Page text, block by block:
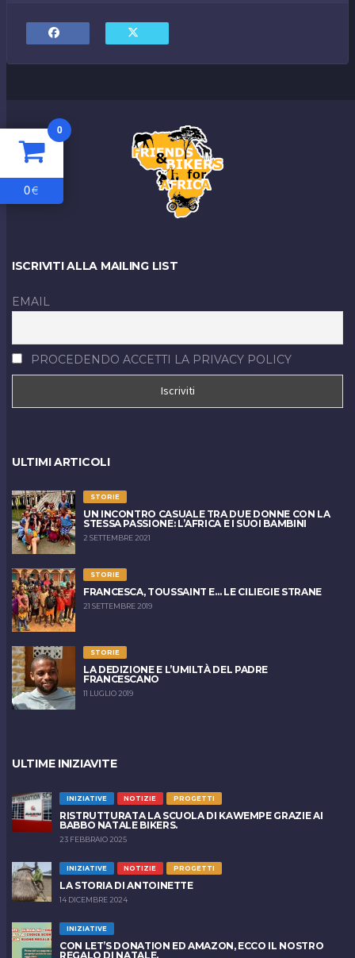
DALL’AFRICA
31 MARZO 2021
26 LUGLIO 2013
ISCRIVITI ALLA MAILING LIST
EMAIL
PROCEDENDO ACCETTI LA PRIVACY POLICY
ULTIMI ARTICOLI
STORIE
UN INCONTRO CASUALE TRA DUE DONNE CON LA
STESSA PASSIONE: L’AFRICA E I SUOI BAMBINI
2 SETTEMBRE 2021
STORIE
FRANCESCA, TOUSSAINT E… LE CILIEGIE STRANE
21 SETTEMBRE 2019
STORIE
LA DEDIZIONE E L’UMILTÀ DEL PADRE
FRANCESCANO
11 LUGLIO 2019
ULTIME INIZIAVITE
INIZIATIVE NOTIZIE PROGETTI
RISTRUTTURATA LA SCUOLA DI KAWEMPE GRAZIE AI
BABBO NATALE BIKERS.
23 FEBBRAIO 2025
INIZIATIVE NOTIZIE PROGETTI
LA STORIA DI ANTOINETTE
14 DICEMBRE 2024
INIZIATIVE
CON LET’S DONATION ED AMAZON, ECCO IL NOSTRO
REGALO DI NATALE.
0
0€